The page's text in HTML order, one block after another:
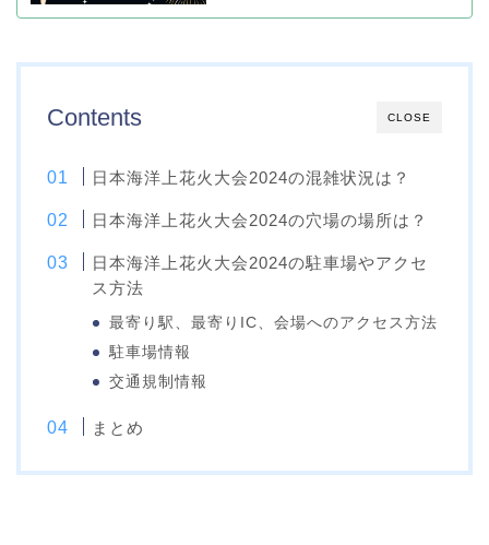
CLOSE
Contents
日本海洋上花火大会2024の混雑状況は？
日本海洋上花火大会2024の穴場の場所は？
日本海洋上花火大会2024の駐車場やアクセ
ス方法
最寄り駅、最寄りIC、会場へのアクセス方法
駐車場情報
交通規制情報
まとめ